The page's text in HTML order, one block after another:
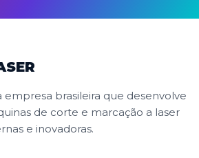
empresa brasileira que desenvolve
de corte e marcação a laser
e inovadoras.